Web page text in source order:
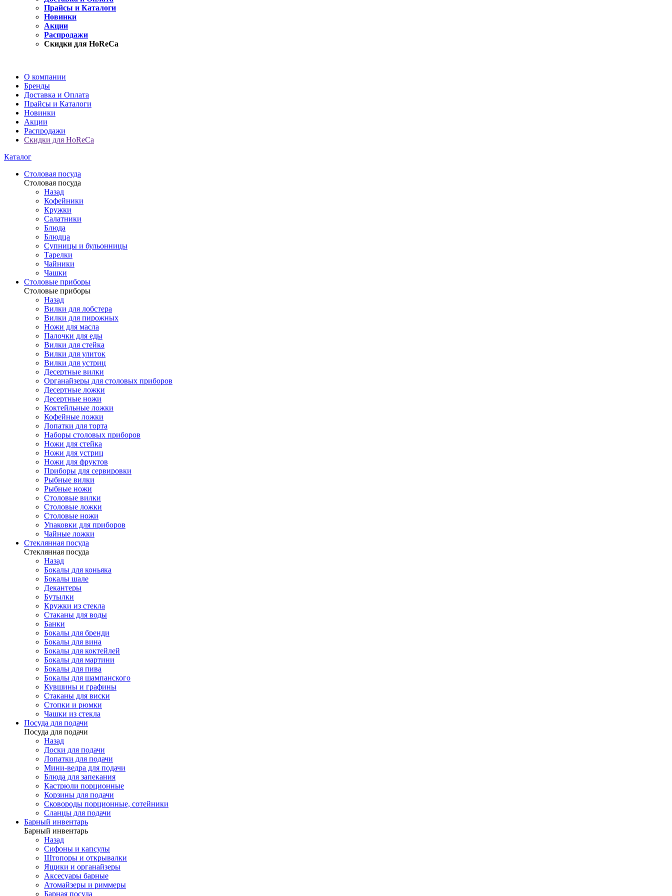
Прайсы и Каталоги
Новинки
Акции
Распродажи
Скидки для HoReCa
О компании
Бренды
Доставка и Оплата
Прайсы и Каталоги
Новинки
Акции
Распродажи
Скидки для HoReCa
Каталог
Столовая посуда
Столовая посуда
Назад
Кофейники
Кружки
Салатники
Блюда
Блюдца
Супницы и бульонницы
Тарелки
Чайники
Чашки
Cтоловые приборы
Cтоловые приборы
Назад
Вилки для лобстера
Вилки для пирожных
Ножи для масла
Палочки для еды
Вилки для стейка
Вилки для улиток
Вилки для устриц
Десертные вилки
Органайзеры для столовых приборов
Десертные ложки
Десертные ножи
Коктейльные ложки
Кофейные ложки
Лопатки для торта
Наборы столовых приборов
Ножи для стейка
Ножи для устриц
Ножи для фруктов
Приборы для сервировки
Рыбные вилки
Рыбные ножи
Столовые вилки
Столовые ложки
Столовые ножи
Упаковки для приборов
Чайные ложки
Стеклянная посуда
Стеклянная посуда
Назад
Бокалы для коньяка
Бокалы шале
Декантеры
Бутылки
Кружки из стекла
Стаканы для воды
Банки
Бокалы для бренди
Бокалы для вина
Бокалы для коктейлей
Бокалы для мартини
Бокалы для пива
Бокалы для шампанского
Кувшины и графины
Стаканы для виски
Стопки и рюмки
Чашки из стекла
Посуда для подачи
Посуда для подачи
Назад
Доски для подачи
Лопатки для подачи
Мини-ведра для подачи
Блюда для запекания
Кастрюли порционные
Корзины для подачи
Сковороды порционные, сотейники
Сланцы для подачи
Барный инвентарь
Барный инвентарь
Назад
Сифоны и капсулы
Штопоры и открывалки
Ящики и органайзеры
Аксесуары барные
Атомайзеры и риммеры
Барная посуда